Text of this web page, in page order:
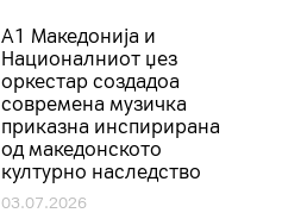
А1 Македонија и
Националниот џез
оркестар создадоа
современа музичка
приказна инспирирана
од македонското
културно наследство
03.07.2026